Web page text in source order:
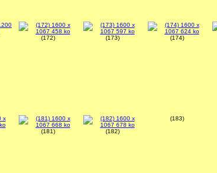
(172) (173) (174)
(181) (182)